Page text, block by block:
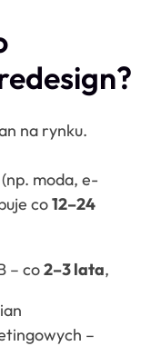
na rynku.
moda, e-
co12–24
– co2–3 lata,
–